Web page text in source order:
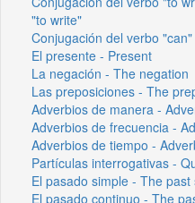
"to write"
Conjugación del verbo
El presente - Present
La negación - The negation
Las preposiciones - The
Adverbios de manera -
Adverbios de frecuencia -
Adverbios de tiempo -
Partículas interrogativas -
El pasado simple - The past
El pasado continuo - The